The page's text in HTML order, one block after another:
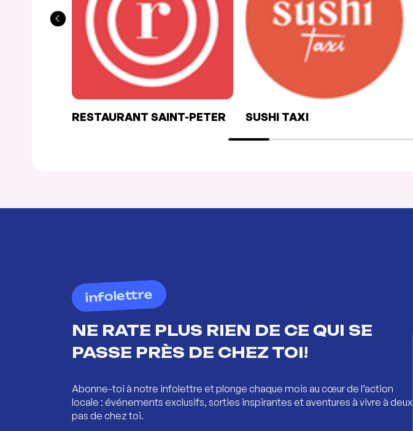
RESTAURANT SAINT-PETER SUSHI TAXI
infolettre
NE RATE PLUS RIEN DE CE QUI SE
PASSE PRÈS DE CHEZ TOI!
Abonne-toi à notre infolettre et plonge chaque mois au cœur de l’action
locale : événements exclusifs, sorties inspirantes et aventures à vivre à deux
pas de chez toi.